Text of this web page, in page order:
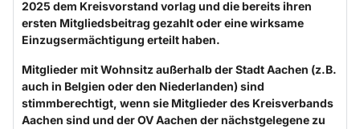
2025 dem Kreisvorstand vorlag und die bereits ihren
ersten Mitgliedsbeitrag gezahlt oder eine wirksame
Einzugsermächtigung erteilt haben.
Mitglieder mit Wohnsitz außerhalb der Stadt Aachen (z.B.
auch in Belgien oder den Niederlanden) sind
stimmberechtigt, wenn sie Mitglieder des Kreisverbands
Aachen sind und der OV Aachen der nächstgelegene zu